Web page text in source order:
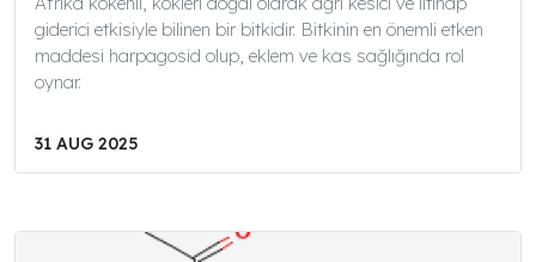
giderici etkisiyle bilinen bir bitkidir. Bitkinin en önemli etken
maddesi harpagosid olup, eklem ve kas sağlığında rol
oynar.
31 AUG 2025